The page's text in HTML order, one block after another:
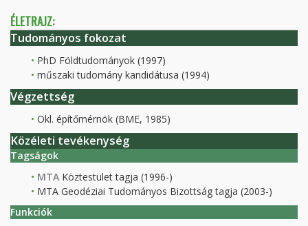
ÉLETRAJZ:
Tudományos fokozat
PhD Földtudományok (1997)
műszaki tudomány kandidátusa (1994)
Végzettség
Okl. építőmérnök (BME, 1985)
Közéleti tevékenység
Tagságok
MTA Köztestület tagja (1996-)
MTA Geodéziai Tudományos Bizottság tagja (2003-)
Funkciók